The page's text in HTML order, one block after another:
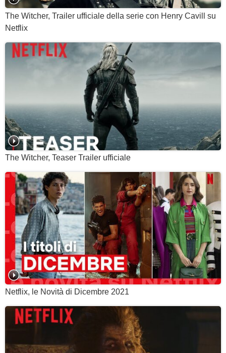
The Witcher, Trailer ufficiale della serie con Henry Cavill su
Netflix
The Witcher, Teaser Trailer ufficiale
Netflix, le Novità di Dicembre 2021